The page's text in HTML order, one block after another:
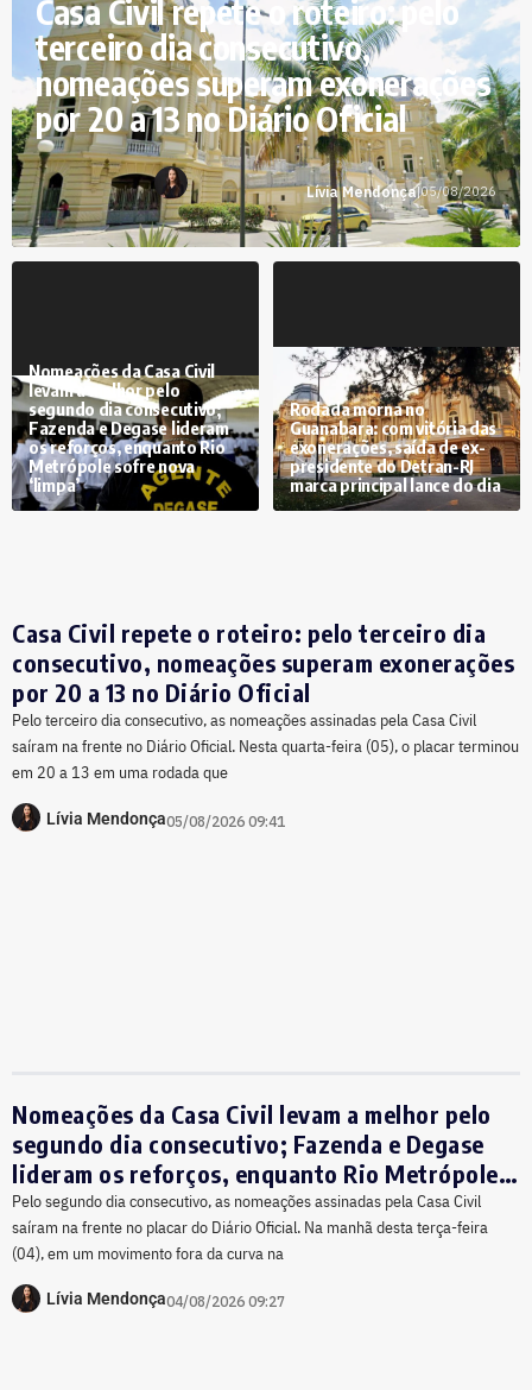
Casa Civil repete o roteiro: pelo
terceiro dia consecutivo,
nomeações superam exonerações
por 20 a 13 no Diário Oficial
Lívia Mendonça|05/08/2026
Nomeações da Casa Civil
levam a melhor pelo
segundo dia consecutivo;
Fazenda e Degase lideram
os reforços, enquanto Rio
Metrópole sofre nova
‘limpa’
Rodada morna no
Guanabara: com vitória das
exonerações, saída de ex-
presidente do Detran-RJ
marca principal lance do dia
Casa Civil repete o roteiro: pelo terceiro dia
consecutivo, nomeações superam exonerações
por 20 a 13 no Diário Oficial
Pelo terceiro dia consecutivo, as nomeações assinadas pela Casa Civil
saíram na frente no Diário Oficial. Nesta quarta-feira (05), o placar terminou
em 20 a 13 em uma rodada que
Lívia Mendonça05/08/2026 09:41
Nomeações da Casa Civil levam a melhor pelo
segundo dia consecutivo; Fazenda e Degase
lideram os reforços, enquanto Rio Metrópole
sofre nova ‘limpa’
Pelo segundo dia consecutivo, as nomeações assinadas pela Casa Civil
saíram na frente no placar do Diário Oficial. Na manhã desta terça-feira
(04), em um movimento fora da curva na
Lívia Mendonça04/08/2026 09:27